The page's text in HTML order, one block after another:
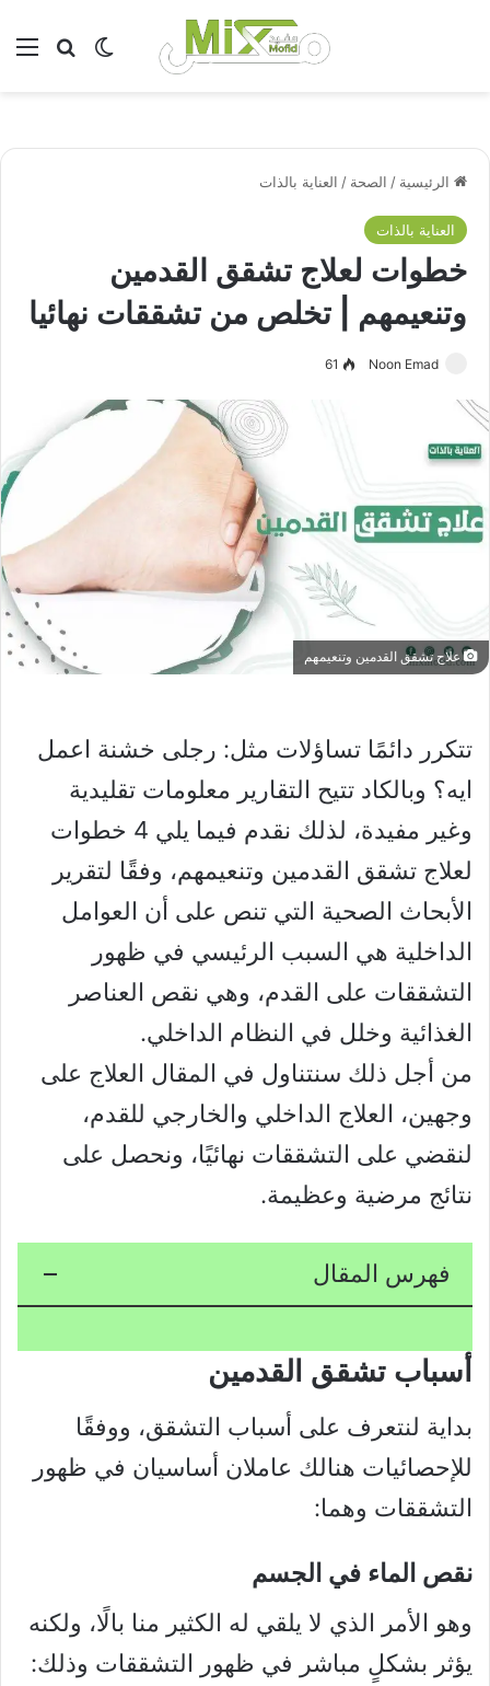
بحثالوضع
الرئيسية / الصحة / العناية بالذات
العناية بالذات
خطوات لعلاج تشقق القدمين
وتنعيمهم | تخلص من تشققات نهائيا
Noon Emad
61
علاج تشقق القدمين وتنعيمهم
تتكرر دائمًا تساؤلات مثل: رجلى خشنة اعمل
ايه؟ وبالكاد تتيح التقارير معلومات تقليدية
وغير مفيدة، لذلك نقدم فيما يلي 4 خطوات
لعلاج تشقق القدمين وتنعيمهم، وفقًا لتقرير
الأبحاث الصحية التي تنص على أن العوامل
الداخلية هي السبب الرئيسي في ظهور
التشققات على القدم، وهي نقص العناصر
الغذائية وخلل في النظام الداخلي.
من أجل ذلك سنتناول في المقال العلاج على
وجهين، العلاج الداخلي والخارجي للقدم،
لنقضي على التشققات نهائيًا، ونحصل على
نتائج مرضية وعظيمة.
فهرس المقال
أسباب تشقق القدمين
بداية لنتعرف على أسباب التشقق، ووفقًا
للإحصائيات هنالك عاملان أساسيان في ظهور
التشققات وهما:
نقص الماء في الجسم
وهو الأمر الذي لا يلقي له الكثير منا بالًا، ولكنه
يؤثر بشكلٍ مباشر في ظهور التشققات وذلك: